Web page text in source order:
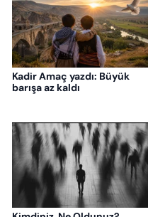
Kadir Amaç yazdı: Büyük
barışa az kaldı